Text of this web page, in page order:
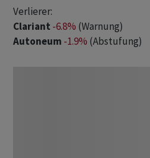
Verlierer:
Clariant -6.8% (Warnung)
Autoneum -1.9% (Abstufung)